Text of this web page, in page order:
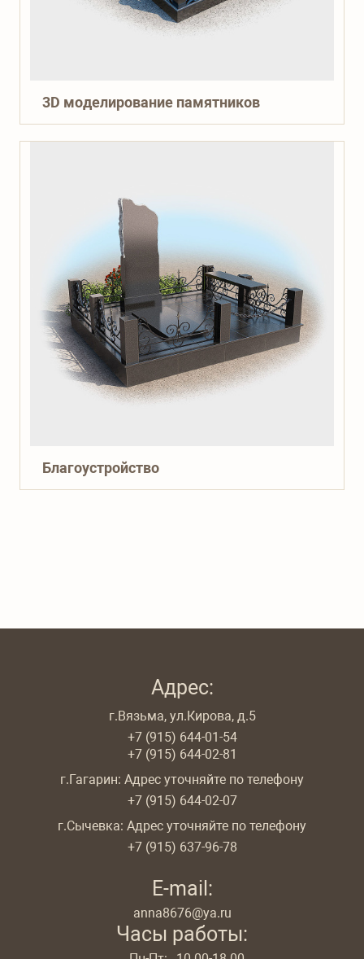
3D моделирование памятников
Благоустройство
Адрес:
г.Вязьма, ул.Кирова, д.5
+7 (915) 644-01-54
+7 (915) 644-02-81
г.Гагарин: Адрес уточняйте по телефону
+7 (915) 644-02-07
г.Сычевка: Адрес уточняйте по телефону
+7 (915) 637-96-78
E-mail:
anna8676@ya.ru
Часы работы: